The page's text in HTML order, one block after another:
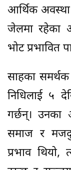
आर्थिक
जेलमा रहेका
भोट प्रभावित
साहका समर्थक
निधिलाई ५
गर्छन्।
समाज र
प्रभाव